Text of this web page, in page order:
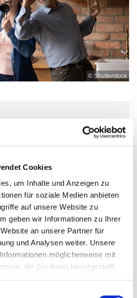
Cookies
um Inhalte und Anzeigen zu
für soziale Medien anbieten
auf unsere Website zu
geben wir Informationen zu Ihrer
an unsere Partner für
und Analysen weiter. Unsere
möglicherweise mit
die Sie ihnen bereitgestellt
© Shutterstock
2027, 19:15 - 21:45
Jungfernstieg 3A,